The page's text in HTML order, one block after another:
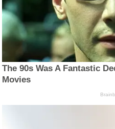
The 90s Was A Fantastic
Movies